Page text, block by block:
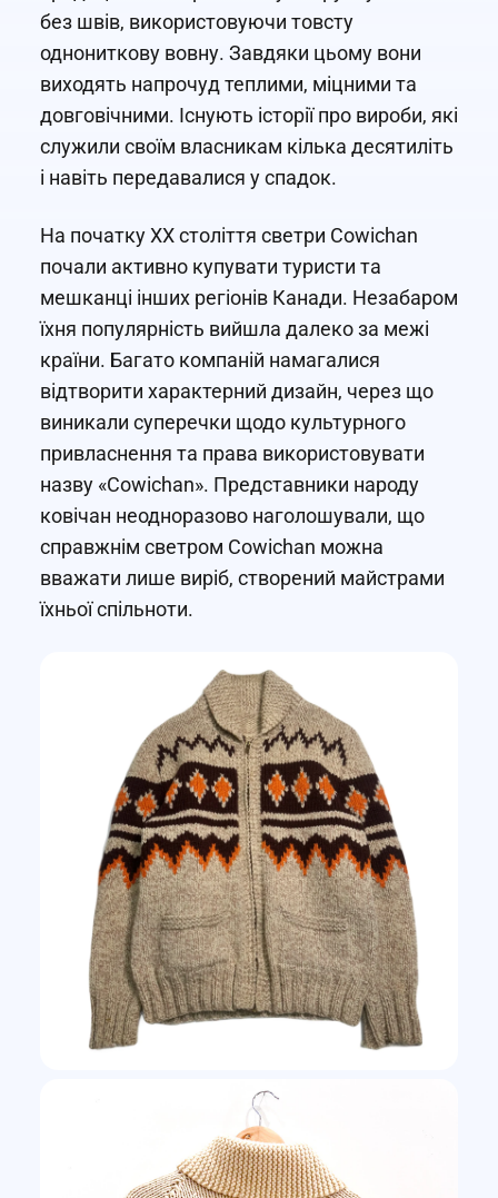
без швів, використовуючи товсту
однониткову вовну. Завдяки цьому вони
виходять напрочуд теплими, міцними та
довговічними. Існують історії про вироби, які
служили своїм власникам кілька десятиліть
і навіть передавалися у спадок.
На початку XX століття светри Cowichan
почали активно купувати туристи та
мешканці інших регіонів Канади. Незабаром
їхня популярність вийшла далеко за межі
країни. Багато компаній намагалися
відтворити характерний дизайн, через що
виникали суперечки щодо культурного
привласнення та права використовувати
назву «Cowichan». Представники народу
ковічан неодноразово наголошували, що
справжнім светром Cowichan можна
вважати лише виріб, створений майстрами
їхньої спільноти.